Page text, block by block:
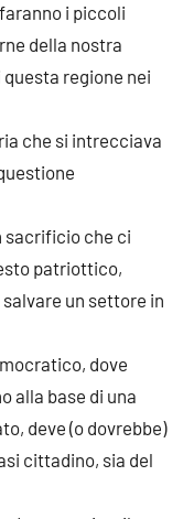
i piccoli
della nostra
regione nei
che si intrecciava
sacrificio che ci
patriottico,
un settore in
dove
alla base di una
deve (o dovrebbe)
cittadino, sia del